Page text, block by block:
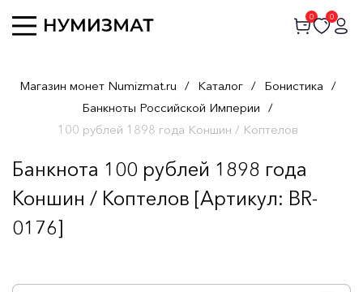
0 0
Магазин монет Numizmat.ru / Каталог / Бонистика /
Банкноты Российской Империи /
100 рублей 1898 года Коншин / Коптелов
Банкнота 100 рублей 1898 года
Коншин / Коптелов [Артикул: BR-
0176]